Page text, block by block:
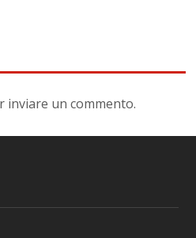
inviare un commento.